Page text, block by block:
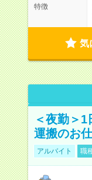
特徴
気
＜夜勤＞
運搬のお
アルバイト 職